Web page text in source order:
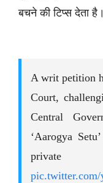
बचने की टिप्स देता है।
A writ petition
Court,
Central
‘Aarogya
pic.twitter.com/